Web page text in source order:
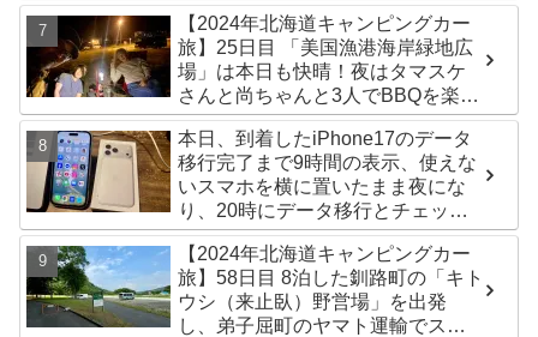
【2024年北海道キャンピングカー
旅】25日目 「美国漁港海岸緑地広
場」は本日も快晴！夜はタマスケ
さんと尚ちゃんと3人でBBQを楽し
みました♪
本日、到着したiPhone17のデータ
移行完了まで9時間の表示、使えな
いスマホを横に置いたまま夜にな
り、20時にデータ移行とチェック
が無事完了！午後からの写真がほ
ぼありません^^;
【2024年北海道キャンピングカー
旅】58日目 8泊した釧路町の「キト
ウシ（来止臥）野営場」を出発
し、弟子屈町のヤマト運輸でステ